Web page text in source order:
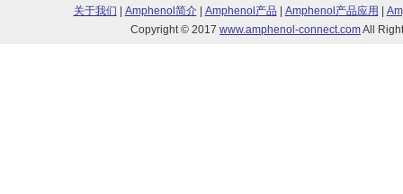
关于我们 Amphenol简介| Amphenol产品 Amphenol产品应用
Copyright © 2017 www.amphenol-connect.comAll